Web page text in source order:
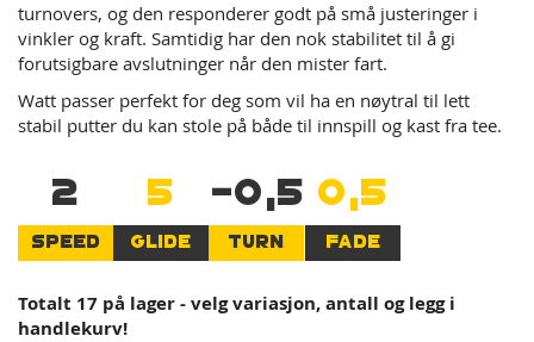
turnovers, og den responderer godt på små justeringer i
vinkler og kraft. Samtidig har den nok stabilitet til å gi
forutsigbare avslutninger når den mister fart.
Watt passer perfekt for deg som vil ha en nøytral til lett
stabil putter du kan stole på både til innspill og kast fra tee.
2
SPEED
5
GLIDE
-0,5
TURN
0,5
FADE
Totalt 17 på lager - velg variasjon, antall og legg i
handlekurv!